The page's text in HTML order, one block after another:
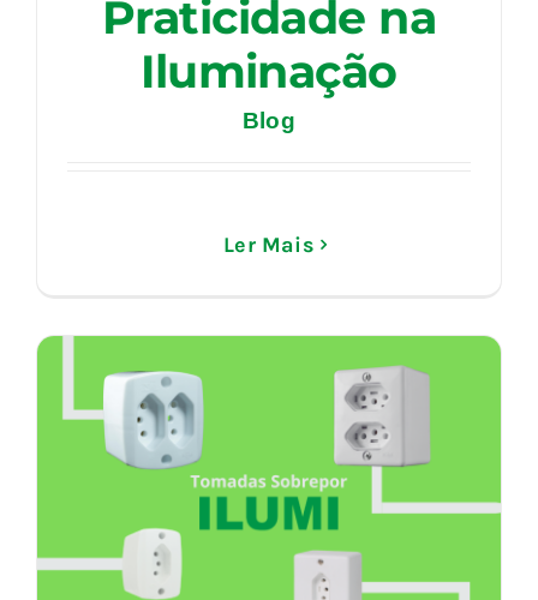
Praticidade na
Iluminação
Blog
Ler Mais